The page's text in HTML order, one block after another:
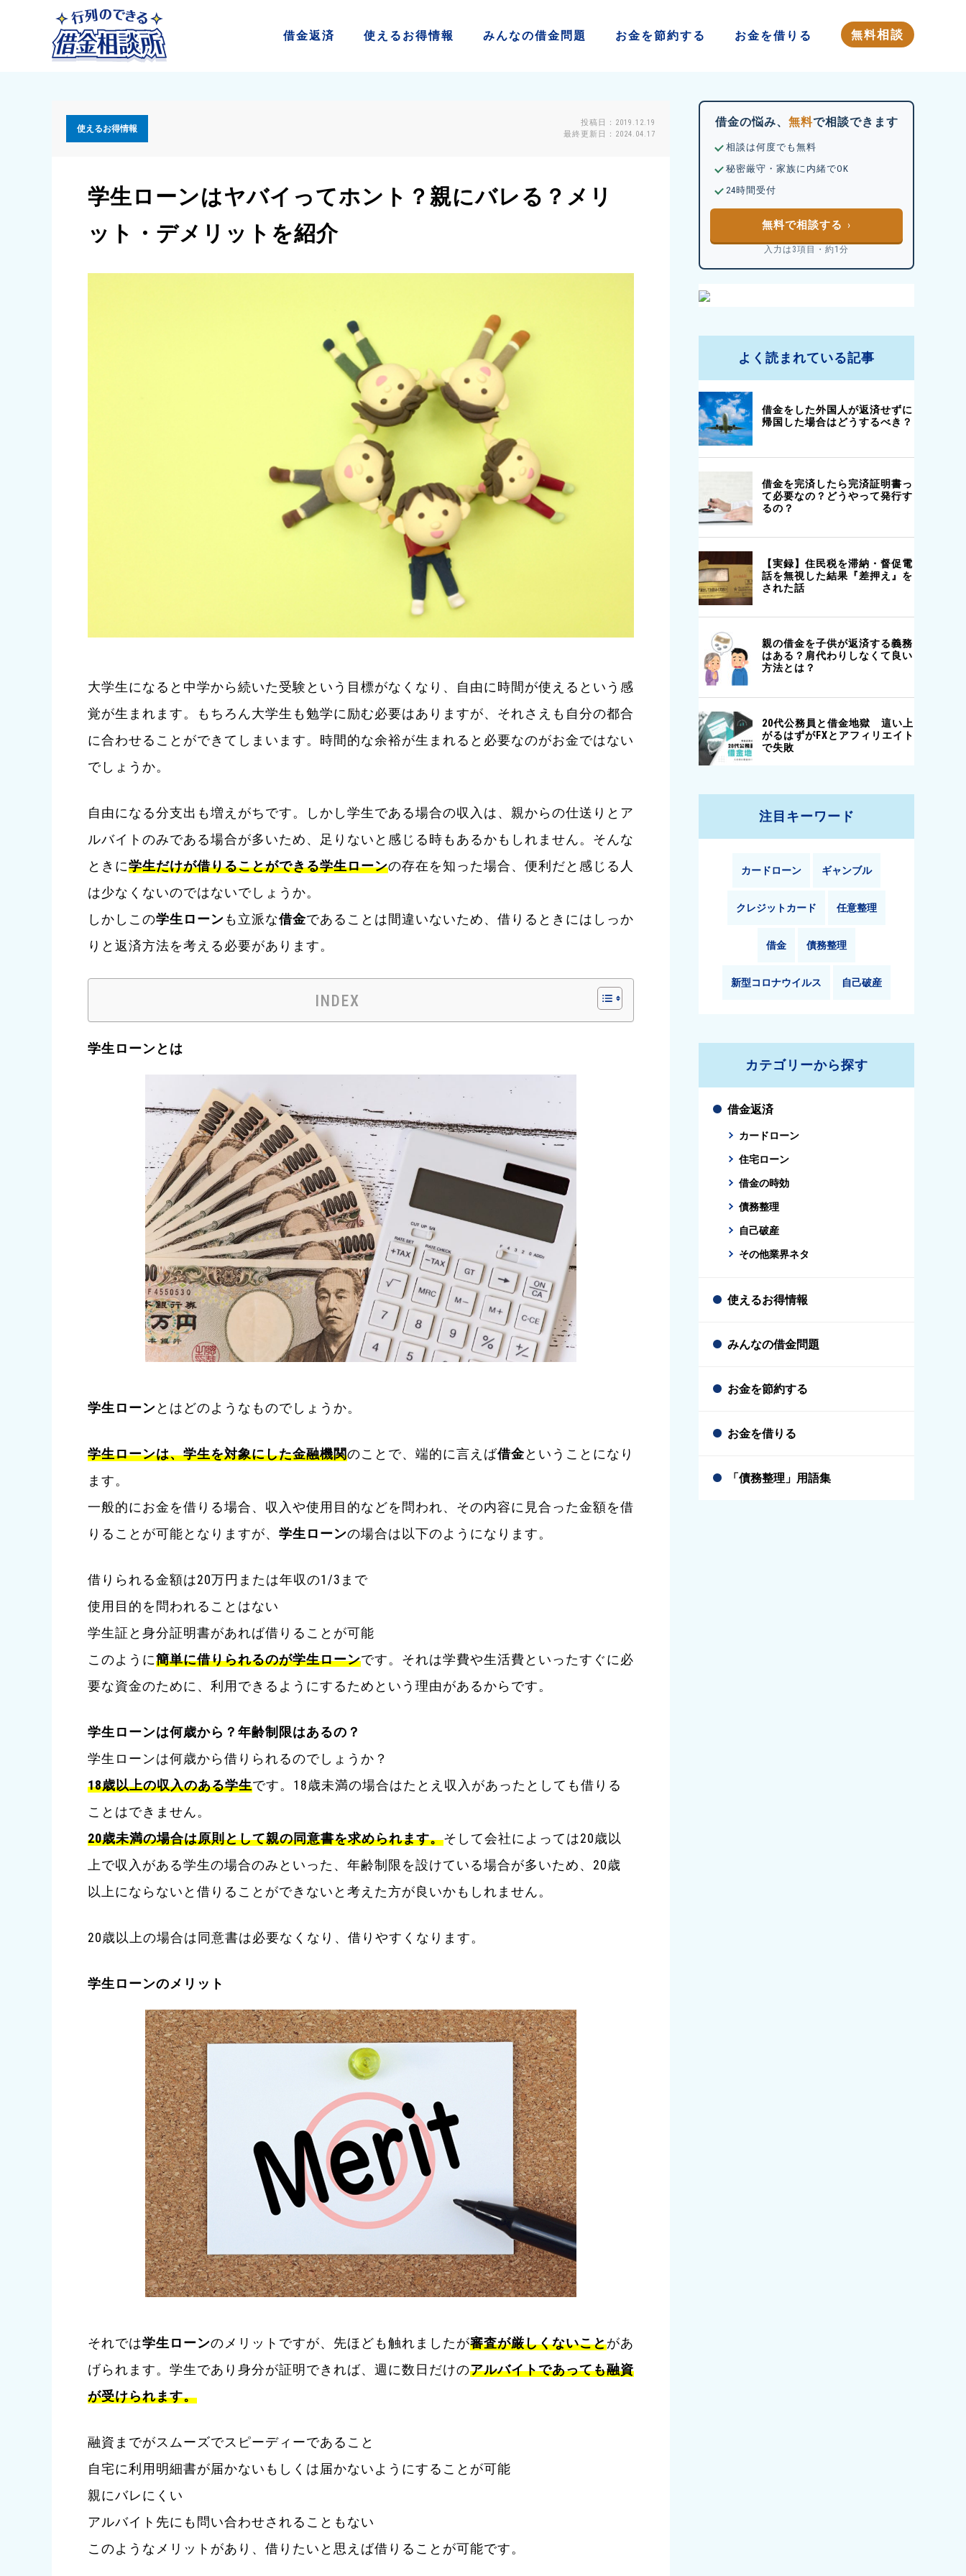
借金返済 使える お得情報 みんなの借金問題 お金を節約する お金を借りる 無料相談
投稿日：2019.12.19
最終更新日：2024.04.17
使えるお得情報
学生ローンはヤバイってホント？親にバレる？メリ
ット・デメリットを紹介
大学生になると中学から続いた受験という目標がなくなり、自由に時間が使えるという感
覚が生まれます。もちろん大学生も勉学に励む必要はありますが、それさえも自分の都合
に合わせることができてしまいます。時間的な余裕が生まれると必要なのがお金ではない
でしょうか。
自由になる分支出も増えがちです。しかし学生である場合の収入は、親からの仕送りとア
ルバイトのみである場合が多いため、足りないと感じる時もあるかもしれません。そんな
ときに学生だけが借りることができる学生ローンの存在を知った場合、便利だと感じる人
は少なくないのではないでしょうか。
しかしこの学生ローンも立派な借金であることは間違いないため、借りるときにはしっか
りと返済方法を考える必要があります。
INDEX
学生ローンとは
学生ローンとはどのようなものでしょうか。
学生ローンは、学生を対象にした金融機関のことで、端的に言えば借金ということになり
ます。
一般的にお金を借りる場合、収入や使用目的などを問われ、その内容に見合った金額を借
りることが可能となりますが、 学生ローンの場合は以下のようになります。
借りられる金額は20万円または年収の1/3まで
使用目的を問われることはない
学生証と身分証明書があれば借りることが可能
このように簡単に借りられるのが学生ローンです。それは学費や生活費といったすぐに必
要な資金のために、利用できるようにするためという理由があるからです。
学生ローンは何歳から？年齢制限はあるの？
学生ローンは何歳から借りられるのでしょうか？
18歳以上の収入のある学生です。18歳未満の場合はたとえ収入があったとしても借りる
ことはできません。
20歳未満の場合は原則として親の同意書を求められます。そして会社によっては20歳以
上で収入がある学生の場合のみといった、年齢制限を設けている場合が多いため、20歳
以上にならないと借りることができないと考えた方が良いかもしれません。
20歳以上の場合は同意書は必要なくなり、借りやすくなります。
学生ローンのメリット
それでは学生ローンのメリットですが、先ほども触れましたが審査が厳しくないことがあ
げられます。学生であり身分が証明できれば、週に数日だけのアルバイトであっても融資
が受けられます。
融資までがスムーズでスピーディーであること
自宅に利用明細書が届かないもしくは届かないようにすることが可能
親にバレにくい
アルバイト先にも問い合わせされることもない
このようなメリットがあり、借りたいと思えば借りることが可能です。
借金の悩み、 無料で相談できます
相談は何度でも無料
秘密厳守・家族に内緒でOK
24時間受付
無料で相談する
入力は3項目・約1分
よく読まれている記事
注目キーワード
カードローン ギャンブル
クレジットカード 任意整理
借金 債務整理
新型コロナウイルス 自己破産
カテゴリーから探す
借金返済
カードローン
住宅ローン
借金の時効
債務整理
自己破産
その他業界ネタ
使えるお得情報
みんなの借金問題
お金を節約する
お金を借りる
「債務整理」用語集